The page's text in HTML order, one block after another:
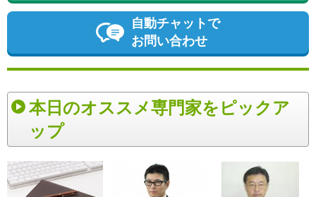
自動チャットで
お問い合わせ
本日のオススメ専門家をピックア
ップ